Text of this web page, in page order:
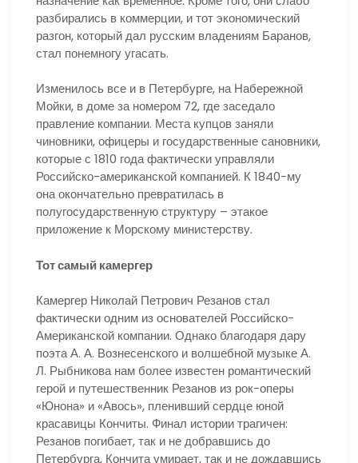
разбирались в коммерции, и тот экономический
разгон, который дал русским владениям Баранов,
стал понемногу угасать.
Изменилось все и в Петербурге, на Набережной
Мойки, в доме за номером 72, где заседало
правление компании. Места купцов заняли
чиновники, офицеры и государственные сановники,
которые с 1810 года фактически управляли
Российско-американской компанией. К 1840-му
она окончательно превратилась в
полугосударственную структуру – этакое
приложение к Морскому министерству.
Тот самый камергер
Камергер Николай Петрович Резанов стал
фактически одним из основателей Российско-
Американской компании. Однако благодаря дару
поэта А. А. Вознесенского и волшебной музыке А.
Л. Рыбникова нам более известен романтический
герой и путешественник Резанов из рок-оперы
«Юнона» и «Авось», пленивший сердце юной
красавицы Кончиты. Финал истории трагичен:
Резанов погибает, так и не добравшись до
Петербурга, Кончита умирает, так и не дождавшись